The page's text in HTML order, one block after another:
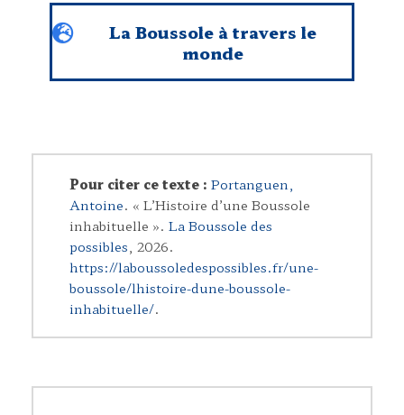
La Boussole à travers le
monde
Pour citer ce texte : Portanguen,
Antoine. « L’Histoire d’une Boussole
inhabituelle ». La Boussole des
possibles, 2026.
https://laboussoledespossibles.fr/une-
boussole/lhistoire-dune-boussole-
inhabituelle/.